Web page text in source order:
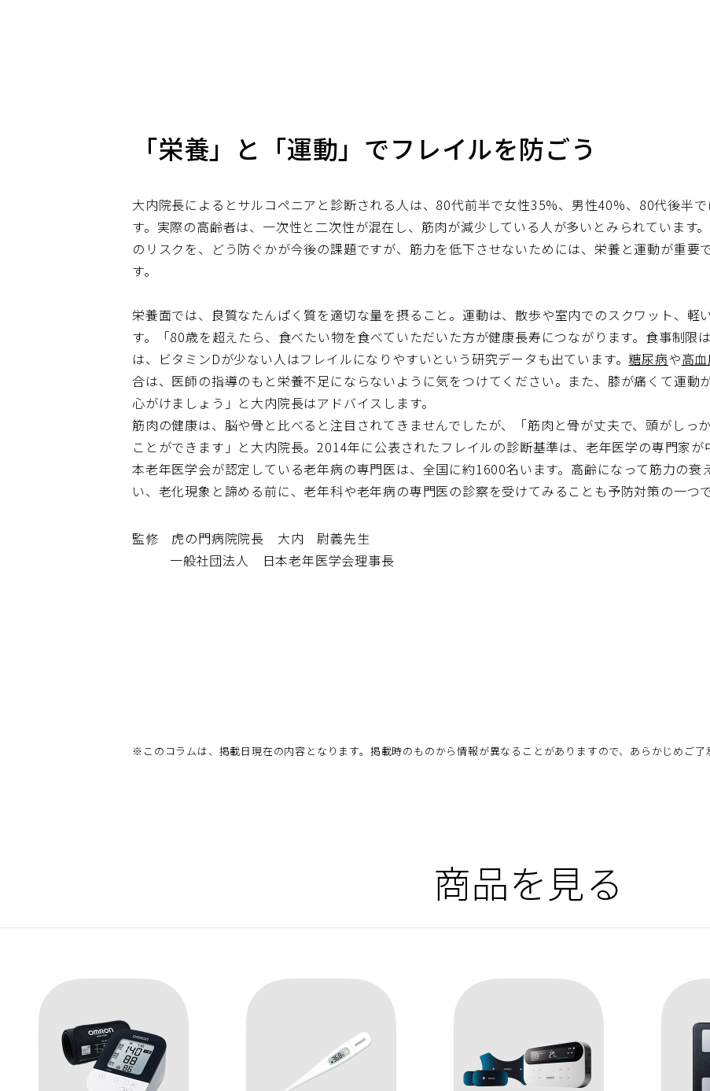
「栄養」と「運動」でフレイルを防ごう
大内院長によるとサルコペニアと診断される人は、80代前半で女性35%、男性40%、80代後半
す。実際の高齢者は、一次性と二次性が混在し、筋肉が減少している人が多いとみられています
のリスクを、どう防ぐかが今後の課題ですが、筋力を低下させないためには、栄養と運動が重要
す。
栄養面では、良質なたんぱく質を適切な量を摂ること。運動は、散歩や室内でのスクワット、軽
す。「80歳を超えたら、食べたい物を食べていただいた方が健康長寿につながります。食事制限
は、ビタミンDが少ない人はフレイルになりやすいという研究データも出ています。糖尿病や高
合は、医師の指導のもと栄養不足にならないように気をつけてください。また、膝が痛くて運動
心がけましょう」と大内院長はアドバイスします。
筋肉の健康は、脳や骨と比べると注目されてきませんでしたが、「筋肉と骨が丈夫で、頭がしっ
ことができます」と大内院長。2014年に公表されたフレイルの診断基準は、老年医学の専門家が
本老年医学会が認定している老年病の専門医は、全国に約1600名います。高齢になって筋力の衰
い、老化現象と諦める前に、老年科や老年病の専門医の診察を受けてみることも予防対策の一つで
監修 虎の門病院院長 大内 尉義先生
一般社団法人 日本老年医学会理事長
※ このコラムは、掲載日現在の内容となります。掲載時のものから情報が異なることがありますので、あらかじめご了
商品を見る